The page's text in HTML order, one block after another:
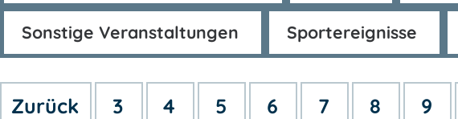
Sonstige Veranstaltungen Sportereignisse
Zurück 3 4 5 6 7 8 9